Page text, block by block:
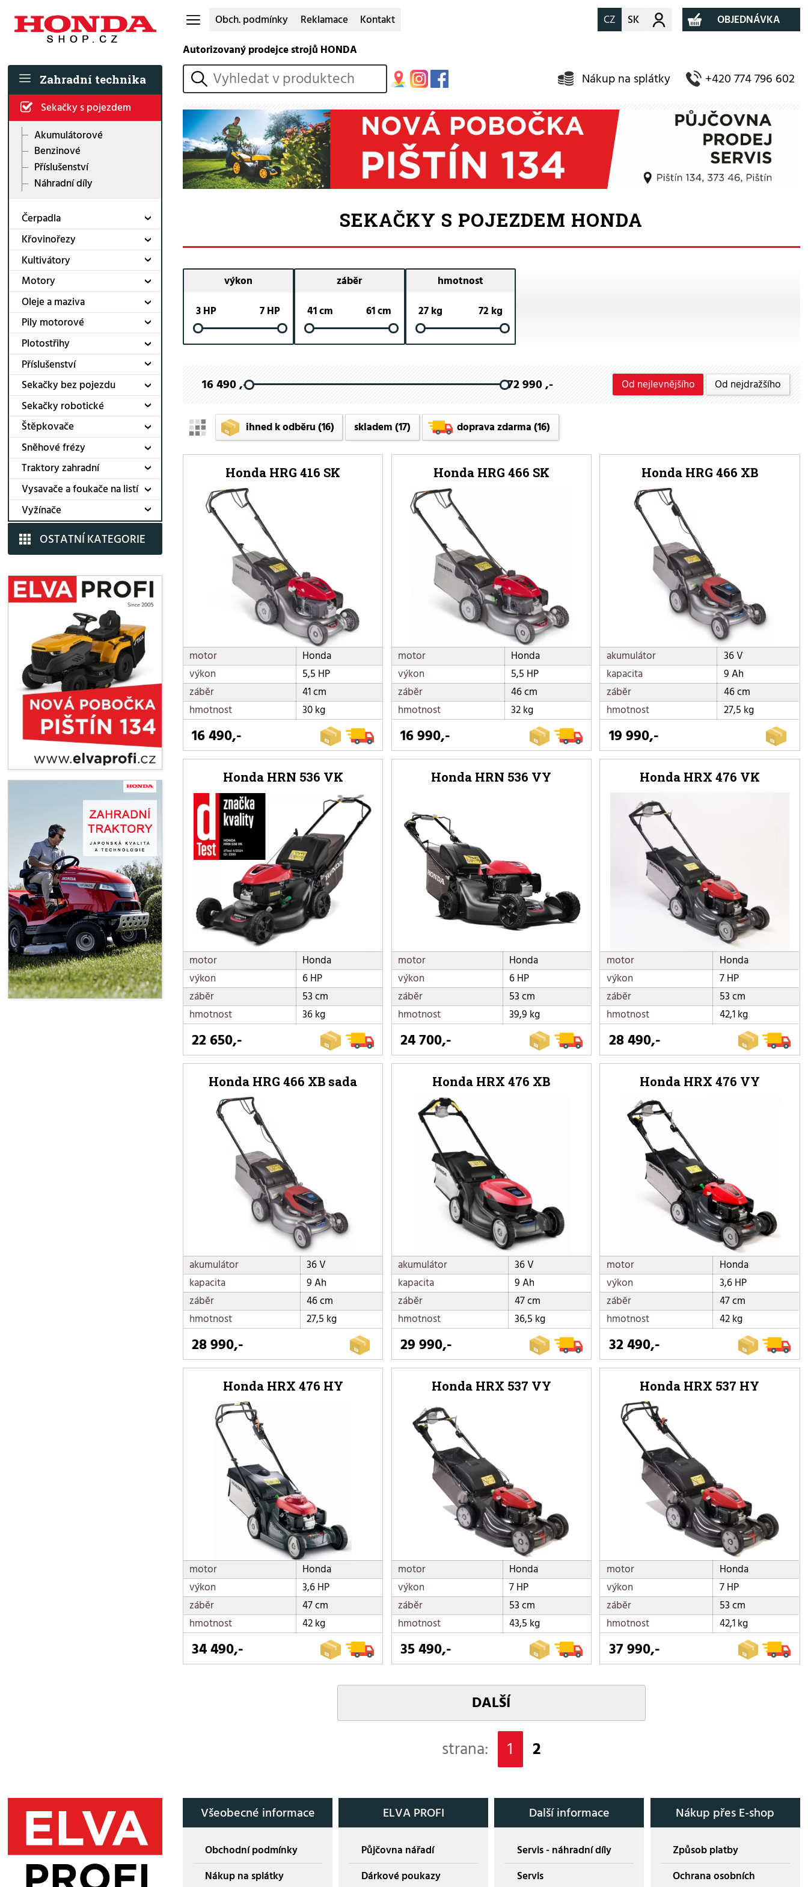
Zahradní technika
Sekačky s pojezdem
Akumulátorové
Benzinové
Příslušenství
Náhradní díly
Čerpadla
Křovinořezy
Kultivátory
Motory
Oleje a maziva
Pily motorové
Plotostřihy
Příslušenství
Sekačky bez pojezdu
Sekačky robotické
Štěpkovače
Sněhové frézy
Traktory zahradní
Vysavače a foukače na listí
Vyžínače
OSTATNÍ KATEGORIE
Obch. podmínky Reklamace Kontakt CZ SK Můj účet OBJEDNÁVKA
Autorizovaný prodejce strojů HONDA
vyhledat
Nákup na splátky +420 774 796 602
SEKAČKY S POJEZDEM HONDA
výkon
3 HP
7 HP
záběr
41 cm
61 cm
hmotnost
27 kg
72 kg
16 490 ,- 72 990 ,- Od nejlevnějšího Od nejdražšího
ihned k odběru(16) skladem(17) doprava zdarma(16)
Honda HRG 416 SK
motor
Honda
výkon
5,5 HP
záběr
41 cm
hmotnost
30 kg
16 490,-
Honda HRG 466 SK
motor
Honda
výkon
5,5 HP
záběr
46 cm
hmotnost
32 kg
16 990,-
Honda HRG 466 XB
akumulátor
36 V
kapacita
9 Ah
záběr
46 cm
hmotnost
27,5 kg
19 990,-
Honda HRN 536 VK
motor
Honda
výkon
6 HP
záběr
53 cm
hmotnost
36 kg
22 650,-
Honda HRN 536 VY
motor
Honda
výkon
6 HP
záběr
53 cm
hmotnost
39,9 kg
24 700,-
Honda HRX 476 VK
motor
Honda
výkon
7 HP
záběr
53 cm
hmotnost
42,1 kg
28 490,-
Honda HRG 466 XB sada
akumulátor
36 V
kapacita
9 Ah
záběr
46 cm
hmotnost
27,5 kg
28 990,-
Honda HRX 476 XB
akumulátor
36 V
kapacita
9 Ah
záběr
47 cm
hmotnost
36,5 kg
29 990,-
Honda HRX 476 VY
motor
Honda
výkon
3,6 HP
záběr
47 cm
hmotnost
42 kg
32 490,-
Honda HRX 476 HY
motor
Honda
výkon
3,6 HP
záběr
47 cm
hmotnost
42 kg
34 490,-
Honda HRX 537 VY
motor
Honda
výkon
7 HP
záběr
53 cm
hmotnost
43,5 kg
35 490,-
Honda HRX 537 HY
motor
Honda
výkon
7 HP
záběr
53 cm
hmotnost
42,1 kg
37 990,-
DALŠÍ
strana: 1 2
Všeobecné informace
Obchodní podmínky
Nákup na splátky
ELVA PROFI
Půjčovna nářadí
Dárkové poukazy
Další informace
Servis - náhradní díly
Servis
Nákup přes E-shop
Způsob platby
Ochrana osobních